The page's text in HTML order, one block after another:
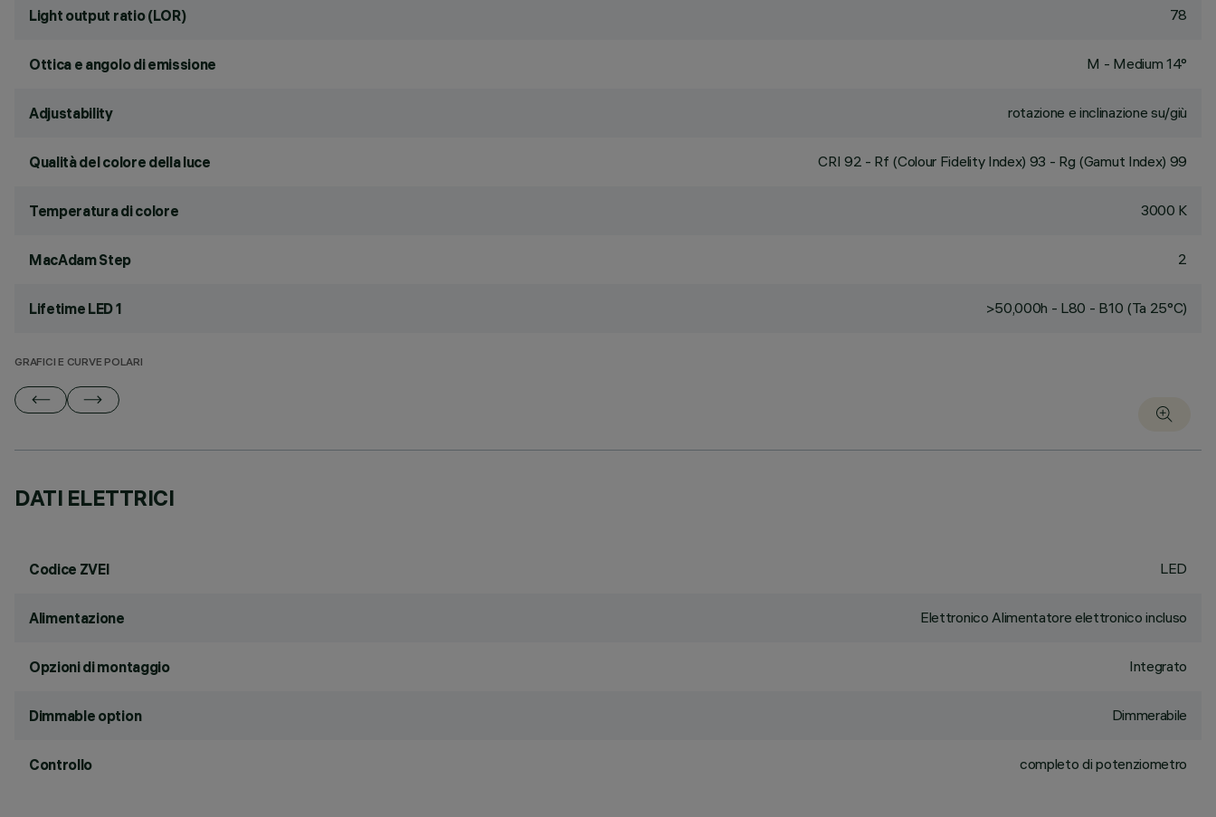
Light output ratio (LOR) 78
Ottica e angolo di emissione M - Medium 14°
Adjustability rotazione e inclinazione su/giù
Qualità del colore della luce CRI 92 - Rf (Colour Fidelity Index) 93 - Rg (Gamut Index) 99
Temperatura di colore 3000 K
MacAdam Step 2
Lifetime LED 1 >50,000h - L80 - B10 (Ta 25°C)
GRAFICI E CURVE POLARI
DATI ELETTRICI
Codice ZVEI LED
Alimentazione Elettronico Alimentatore elettronico incluso
Opzioni di montaggio Integrato
Dimmable option Dimmerabile
Controllo completo di potenziometro